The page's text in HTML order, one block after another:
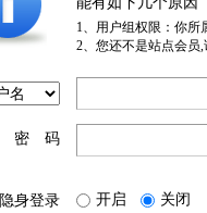
1、用户组权限：你所
2、您还不是站点会员
密 码
隐身登录 开启 关闭